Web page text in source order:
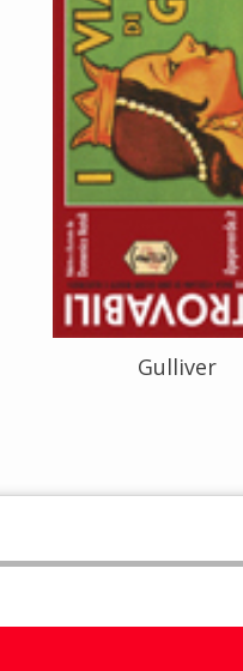
Gulliver